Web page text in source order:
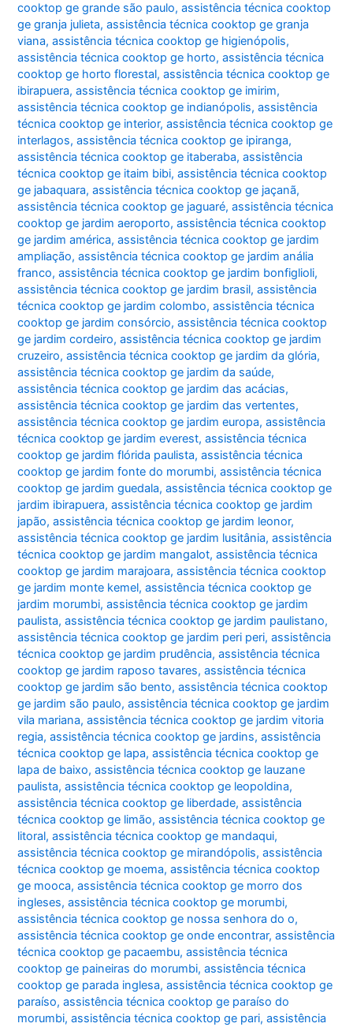
cooktop ge grande são paulo,assistência técnica cooktop
ge granja julieta,assistência técnica cooktop ge granja
viana,assistência técnica cooktop ge higienópolis,
assistência técnica cooktop ge horto,assistência técnica
cooktop ge horto florestal,assistência técnica cooktop ge
ibirapuera,assistência técnica cooktop ge imirim,
assistência técnica cooktop ge indianópolis,assistência
técnica cooktop ge interior,assistência técnica cooktop ge
interlagos,assistência técnica cooktop ge ipiranga,
assistência técnica cooktop ge itaberaba,assistência
técnica cooktop ge itaim bibi,assistência técnica cooktop
ge jabaquara,assistência técnica cooktop ge jaçanã,
assistência técnica cooktop ge jaguaré,assistência técnica
cooktop ge jardim aeroporto,assistência técnica cooktop
ge jardim américa,assistência técnica cooktop ge jardim
ampliação,assistência técnica cooktop ge jardim anália
franco,assistência técnica cooktop ge jardim bonfiglioli,
assistência técnica cooktop ge jardim brasil,assistência
técnica cooktop ge jardim colombo,assistência técnica
cooktop ge jardim consórcio,assistência técnica cooktop
ge jardim cordeiro,assistência técnica cooktop ge jardim
cruzeiro,assistência técnica cooktop ge jardim da glória,
assistência técnica cooktop ge jardim da saúde,
assistência técnica cooktop ge jardim das acácias,
assistência técnica cooktop ge jardim das vertentes,
assistência técnica cooktop ge jardim europa,assistência
técnica cooktop ge jardim everest,assistência técnica
cooktop ge jardim flórida paulista,assistência técnica
cooktop ge jardim fonte do morumbi,assistência técnica
cooktop ge jardim guedala,assistência técnica cooktop ge
jardim ibirapuera,assistência técnica cooktop ge jardim
japão,assistência técnica cooktop ge jardim leonor,
assistência técnica cooktop ge jardim lusitânia,assistência
técnica cooktop ge jardim mangalot,assistência técnica
cooktop ge jardim marajoara,assistência técnica cooktop
ge jardim monte kemel,assistência técnica cooktop ge
jardim morumbi,assistência técnica cooktop ge jardim
paulista,assistência técnica cooktop ge jardim paulistano,
assistência técnica cooktop ge jardim peri peri,assistência
técnica cooktop ge jardim prudência,assistência técnica
cooktop ge jardim raposo tavares,assistência técnica
cooktop ge jardim são bento,assistência técnica cooktop
ge jardim são paulo,assistência técnica cooktop ge jardim
vila mariana,assistência técnica cooktop ge jardim vitoria
regia,assistência técnica cooktop ge jardins,assistência
técnica cooktop ge lapa,assistência técnica cooktop ge
lapa de baixo,assistência técnica cooktop ge lauzane
paulista,assistência técnica cooktop ge leopoldina,
assistência técnica cooktop ge liberdade,assistência
técnica cooktop ge limão,assistência técnica cooktop ge
litoral,assistência técnica cooktop ge mandaqui,
assistência técnica cooktop ge mirandópolis,assistência
técnica cooktop ge moema,assistência técnica cooktop
ge mooca,assistência técnica cooktop ge morro dos
ingleses,assistência técnica cooktop ge morumbi,
assistência técnica cooktop ge nossa senhora do o,
assistência técnica cooktop ge onde encontrar,assistência
técnica cooktop ge pacaembu,assistência técnica
cooktop ge paineiras do morumbi,assistência técnica
cooktop ge parada inglesa,assistência técnica cooktop ge
paraíso,assistência técnica cooktop ge paraíso do
morumbi,assistência técnica cooktop ge pari,assistência